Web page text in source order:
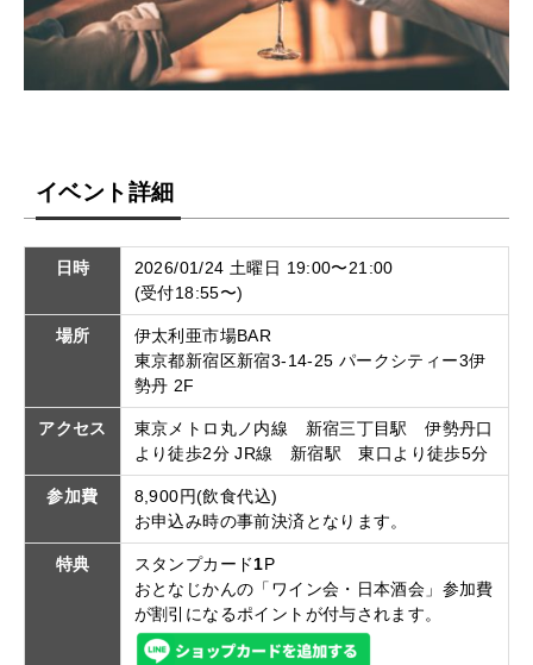
イベント詳細
日時
2026/01/24 土曜日 19:00〜21:00
(受付18:55〜)
場所
伊太利亜市場BAR
東京都新宿区新宿3-14-25 パークシティー3伊
勢丹 2F
アクセス
東京メトロ丸ノ内線 新宿三丁目駅 伊勢丹口
より徒歩2分 JR線 新宿駅 東口より徒歩5分
参加費
8,900円(飲食代込)
お申込み時の事前決済となります。
特典 スタンプカード1P
おとなじかんの「ワイン会・日本酒会」参加費
が割引になるポイントが付与されます。